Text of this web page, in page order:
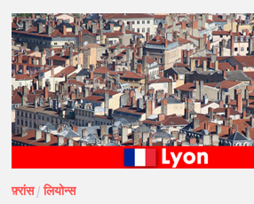
फ़्रांस/लियोन्स